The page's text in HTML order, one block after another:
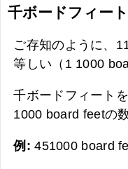
千ボードフィー
ご存知のように、
等しい（1 1000
千ボードフィート
1000 board feetの
例:451000 board